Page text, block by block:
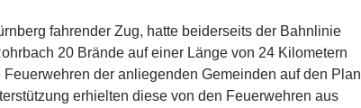
fahrender Zug, hatte beiderseits der Bahnlinie
20 Brände auf einer Länge von 24 Kilometern
Feuerwehren der anliegenden Gemeinden auf den Plan
erhielten diese von den Feuerwehren aus